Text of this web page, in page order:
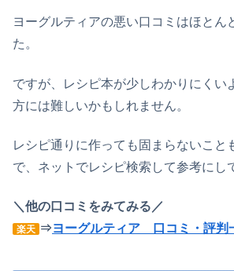
ヨーグルティアの悪い口コミはほとん
た。
ですが、レシピ本が少しわかりにくい
方には難しいかもしれません。
レシピ通りに作っても固まらないこと
で、ネットでレシピ検索して参考にし
＼他の口コミをみてみる／
楽天 ⇒ヨーグルティア 口コミ・評判